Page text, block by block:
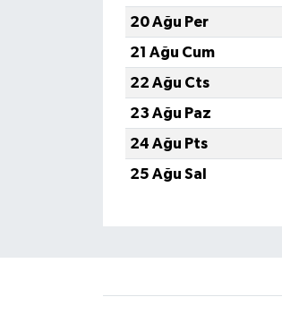
20 Ağu Per
21 Ağu Cum
22 Ağu Cts
23 Ağu Paz
24 Ağu Pts
25 Ağu Sal